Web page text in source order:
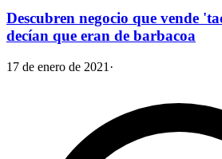
Descubren negocio que vende
decían que eran de barbacoa
17 de enero de 2021 ·